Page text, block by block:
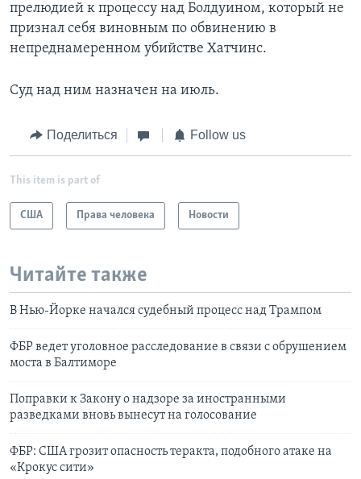
прелюдией к процессу над Болдуином, который не
признал себя виновным по обвинению в
непреднамеренном убийстве Хатчинс.
Суд над ним назначен на июль.
Поделиться Follow us
This item is part of
США Права человека Новости
Читайте также
В Нью-Йорке начался судебный процесс над Трампом
ФБР ведет уголовное расследование в связи с обрушением
моста в Балтиморе
Поправки к Закону о надзоре за иностранными
разведками вновь вынесут на голосование
ФБР: США грозит опасность теракта, подобного атаке на
«Крокус сити»